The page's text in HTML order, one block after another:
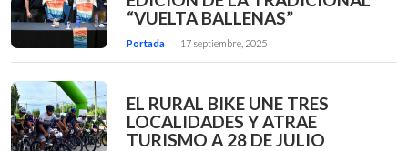
“VUELTA BALLENAS”
Portada 17 septiembre, 2025
EL RURAL BIKE UNE TRES
LOCALIDADES Y ATRAE
TURISMO A 28 DE JULIO